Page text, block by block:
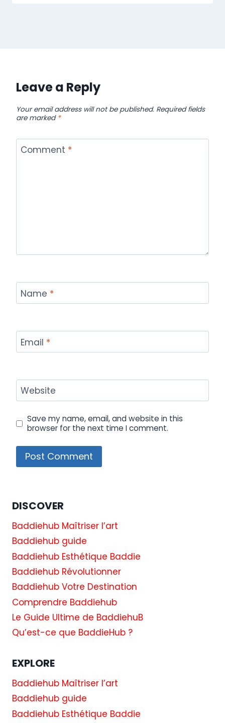
Leave a Reply
Your email address will not be published. Required fields
are marked *
Comment *
Name *
Email *
Website
Save my name, email, and website in this
browser for the next time I comment.
DISCOVER
Baddiehub Maîtriser l’art
Baddiehub guide
Baddiehub Esthétique Baddie
Baddiehub Révolutionner
Baddiehub Votre Destination
Comprendre Baddiehub
Le Guide Ultime de BaddiehuB
Qu’est-ce que BaddieHub ?
EXPLORE
Baddiehub Maîtriser l’art
Baddiehub guide
Baddiehub Esthétique Baddie